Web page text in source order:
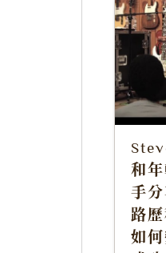
和
手
路
如